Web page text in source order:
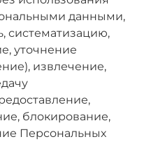
данными,
систематизацию,
уточнение
извлечение,
блокирование,
Персональных